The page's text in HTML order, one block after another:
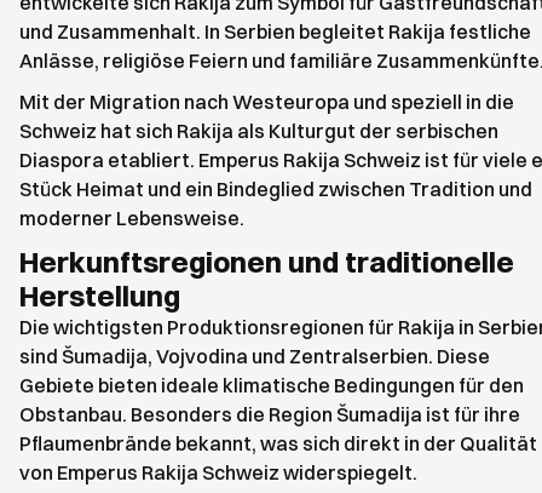
und Zusammenhalt. In Serbien begleitet Rakija festliche
Anlässe, religiöse Feiern und familiäre
Mit der Migration nach Westeuropa und speziell in die
Schweiz hat sich Rakija als Kulturgut der serbischen
Diaspora etabliert. Emperus Rakija Schweiz ist für viele
Stück Heimat und ein Bindeglied zwischen Tradition und
moderner Lebensweise.
Herkunftsregionen und traditionelle
Herstellung
Die wichtigsten Produktionsregionen für Rakija in
sind Šumadija, Vojvodina und Zentralserbien. Diese
Gebiete bieten ideale klimatische Bedingungen für den
Obstanbau. Besonders die Region Šumadija ist für ihre
Pflaumenbrände bekannt, was sich direkt in der Qualität
von Emperus Rakija Schweiz widerspiegelt.